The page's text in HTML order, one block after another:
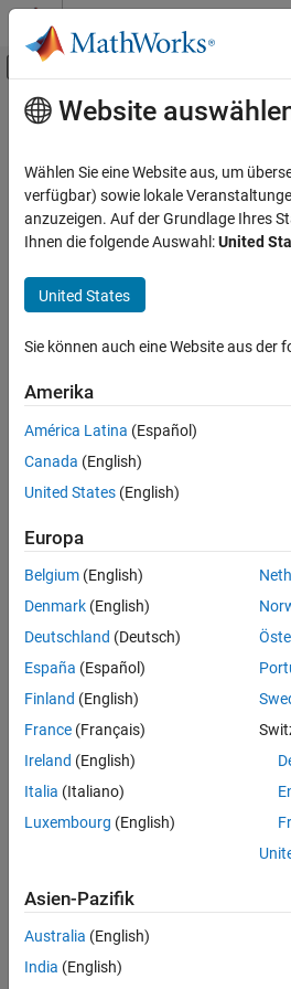
Weiter zum Inhalt
Umschaltung für Off-
Startseite der Dokumentation
Hauptinhalt
How useful was
Website
Wählen Sie eine Website aus, um
verfügbar) sowie lokale
anzuzeigen. Auf der Grundlage Ihres
Ihnen die folgende Auswahl:United
United States
Sie können auch eine Website aus der
Amerika
América Latina (Español)
Canada (English)
United States (English)
Europa
Belgium (English)
Denmark (English)
Deutschland (Deutsch)
España (Español)
Finland (English)
France (Français)
Ireland (English)
Italia (Italiano)
Luxembourg (English)
Asien-Pazifik
Australia (English)
India (English)
Trust Center
Datendiebstahl verhindern
Status
© 1994-2026 The MathWorks, Inc.